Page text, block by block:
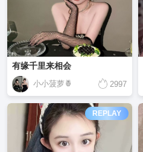
有缘千里来相会
小小菠萝🍍 2997
REPLAY